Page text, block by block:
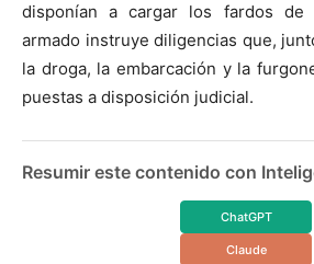
disponían a cargar los fardos de
armado instruye diligencias que,
la droga, la embarcación y la
puestas a disposición judicial.
Resumir este contenido con
ChatGPT
Claude